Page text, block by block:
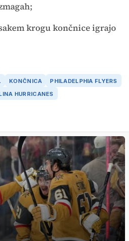
krogu končnice igrajo
KONČNICA
PHILADELPHIA FLYERS
HURRICANES